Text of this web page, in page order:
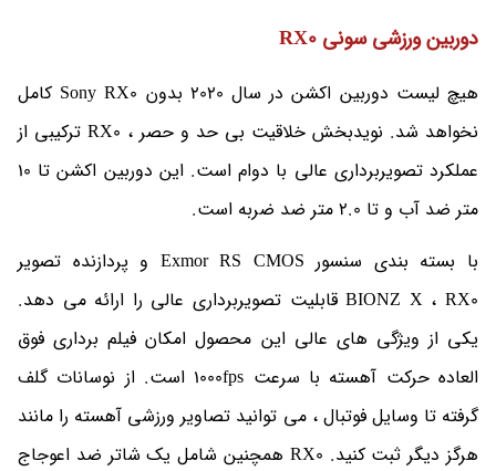
دوربین ورزشی سونی RX0
هیچ لیست دوربین اکشن در سال 2020 بدون Sony RX0 کامل
نخواهد شد. نویدبخش خلاقیت بی حد و حصر ، RX0 ترکیبی از
عملکرد تصویربرداری عالی با دوام است. این دوربین اکشن تا 10
متر ضد آب و تا 2.0 متر ضد ضربه است.
با بسته بندی سنسور Exmor RS CMOS و پردازنده تصویر
BIONZ X ، RX0 قابلیت تصویربرداری عالی را ارائه می دهد.
یکی از ویژگی های عالی این محصول امکان فیلم برداری فوق
العاده حرکت آهسته با سرعت 1000fps است. از نوسانات گلف
گرفته تا وسایل فوتبال ، می توانید تصاویر ورزشی آهسته را مانند
هرگز دیگر ثبت کنید. RX0 همچنین شامل یک شاتر ضد اعوجاج